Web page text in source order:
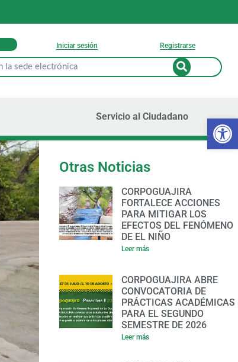
Iniciar sesión Registrarse
Servicio al Ciudadano
Otras Noticias
CORPOGUAJIRA
FORTALECE ACCIONES
PARA MITIGAR LOS
EFECTOS DEL FENÓMENO
DE EL NIÑO
Leer más
CORPOGUAJIRA ABRE
CONVOCATORIA DE
PRÁCTICAS ACADÉMICAS
PARA EL SEGUNDO
SEMESTRE DE 2026
Leer más